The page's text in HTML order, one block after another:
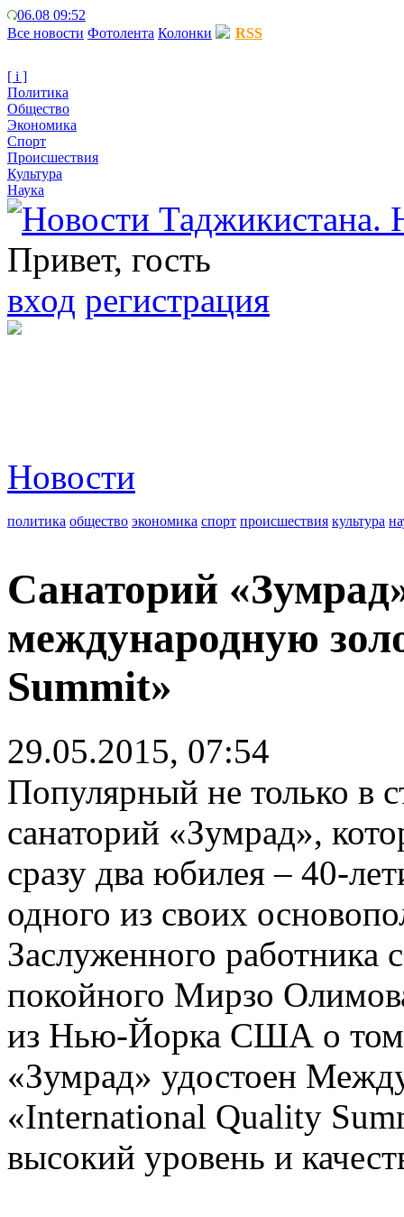
06.08 09:52
Все новости Фотолента Колонки RSS
[ i ]
Политика
Общество
Экономика
Спорт
Происшествия
Культура
Наука
Привет, гость
вход регистрация
Новости
политика общество экономика спорт происшествия культура
Санаторий
международную
Summit»
29.05.2015, 07:54
Популярный не только в
санаторий «Зумрад»,
сразу два юбилея – 40-
одного из своих
Заслуженного работника
покойного Мирзо
из Нью-Йорка США о
«Зумрад» удостоен
«International Quality
высокий уровень и